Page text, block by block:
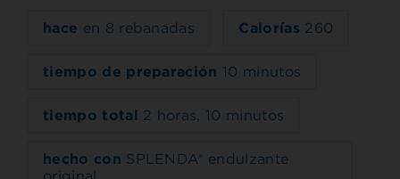
hace en 8 rebanadas Calorías 260
tiempo de preparación 10 minutos
tiempo total 2 horas, 10 minutos
hecho con SPLENDA® endulzante